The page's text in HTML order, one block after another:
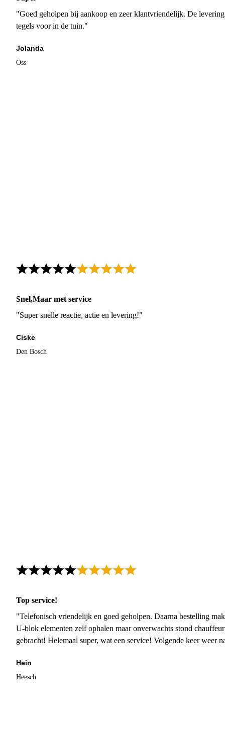
"Goed geholpen bij aankoop en zeer klantvriendelijk. De
tegels voor in de tuin."
Jolanda
Oss
Snel,Maar met service
"Super snelle reactie, actie en levering!"
Ciske
Den Bosch
Top service!
"Telefonisch vriendelijk en goed geholpen. Daarna bestelling
U-blok elementen zelf ophalen maar onverwachts stond
gebracht! Helemaal super, wat een service! Volgende keer weer
Hein
Heesch